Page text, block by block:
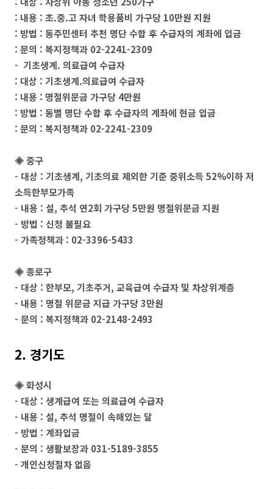
: 내용 : 초.중.고 자녀 학용품비 가구당 10만원 지원
: 방법 : 동주민센터 추천 명단 수합 후 수급자의 계좌에 입금
: 문의 : 복지정책과 02-2241-2309
- 기초생계. 의료급여 수급자
: 대상 : 기초생계.의료급여 수급자
: 내용 : 명절위문금 가구당 4만원
: 방법 : 동별 명단 수합 후 수급자의 계좌에 현금 입금
: 문의 : 복지정책과 02-2241-2309
◈중구
- 대상 : 기초생계, 기초의료 제외한 기준 중위소득 52%이하 저
소득한부모가족
- 내용 : 설, 추석 연2회 가구당 5만원 명절위문금 지원
- 방법 : 신청 불필요
- 가족정책과 : 02-3396-5433
◈종로구
- 대상 : 한부모, 기초주거, 교육급여 수급자 및 차상위계층
- 내용 : 명절 위문금 지급 가구당 3만원
- 문의 : 복지정책과 02-2148-2493
2. 경기도
◈ 화성시
- 대상 : 생계급여 또는 의료급여 수급자
- 내용 : 설, 추석 명절이 속해있는 달
- 방법 : 계좌입금
- 문의 : 생활보장과 031-5189-3855
- 개인신청절차 없음